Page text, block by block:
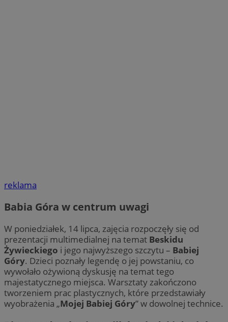
reklama
Babia Góra w centrum uwagi
W poniedziałek, 14 lipca, zajęcia rozpoczęły się od
prezentacji multimedialnej na temat Beskidu
Żywieckiego i jego najwyższego szczytu – Babiej
Góry. Dzieci poznały legendę o jej powstaniu, co
wywołało ożywioną dyskusję na temat tego
majestatycznego miejsca. Warsztaty zakończono
tworzeniem prac plastycznych, które przedstawiały
wyobrażenia „Mojej Babiej Góry” w dowolnej technice.